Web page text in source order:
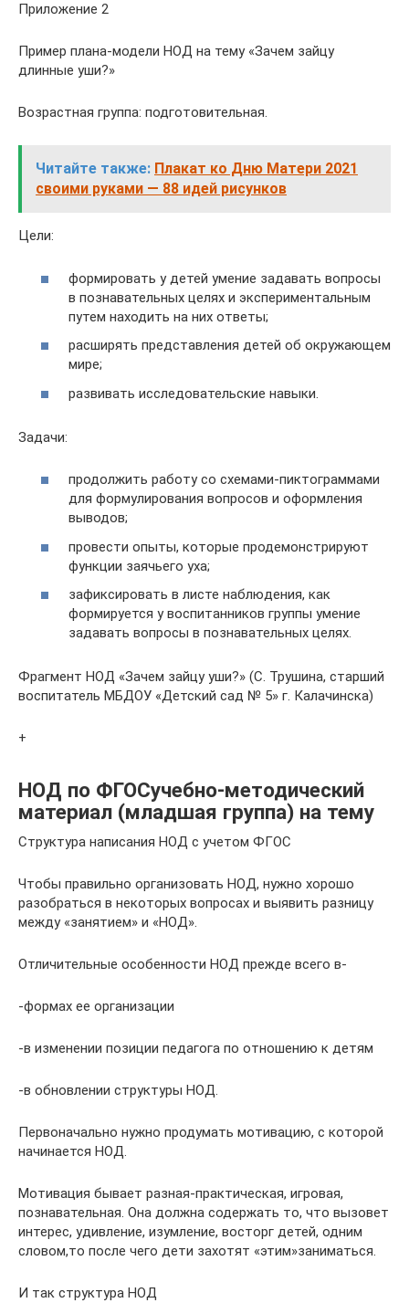
Приложение 2
Пример плана-модели НОД на тему «Зачем зайцу
длинные уши?»
Возрастная группа: подготовительная.
Читайте также: Плакат ко Дню Матери 2021
своими руками — 88 идей рисунков
Цели:
формировать у детей умение задавать вопросы
в познавательных целях и экспериментальным
путем находить на них ответы;
расширять представления детей об окружающем
мире;
развивать исследовательские навыки.
Задачи:
продолжить работу со схемами-пиктограммами
для формулирования вопросов и оформления
выводов;
провести опыты, которые продемонстрируют
функции заячьего уха;
зафиксировать в листе наблюдения, как
формируется у воспитанников группы умение
задавать вопросы в познавательных целях.
Фрагмент НОД «Зачем зайцу уши?» (С. Трушина, старший
воспитатель МБДОУ «Детский сад № 5» г. Калачинска)
+
НОД по ФГОСучебно-методический
материал (младшая группа) на тему
Структура написания НОД с учетом ФГОС
Чтобы правильно организовать НОД, нужно хорошо
разобраться в некоторых вопросах и выявить разницу
между «занятием» и «НОД».
Отличительные особенности НОД прежде всего в-
-формах ее организации
-в изменении позиции педагога по отношению к детям
-в обновлении структуры НОД.
Первоначально нужно продумать мотивацию, с которой
начинается НОД.
Мотивация бывает разная-практическая, игровая,
познавательная. Она должна содержать то, что вызовет
интерес, удивление, изумление, восторг детей, одним
словом,то после чего дети захотят «этим»заниматься.
И так структура НОД